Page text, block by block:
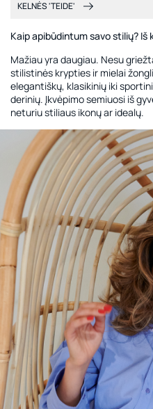
KELNĖS 'TEIDE'
Kaip apibūdintum savo stilių? Iš
Mažiau yra daugiau. Nesu
stilistinės krypties ir mielai
elegantiškų, klasikinių iki
derinių. Įkvėpimo semiuosi iš
neturiu stiliaus ikonų ar idealų.